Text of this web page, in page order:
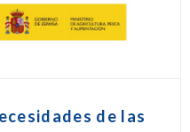
de las